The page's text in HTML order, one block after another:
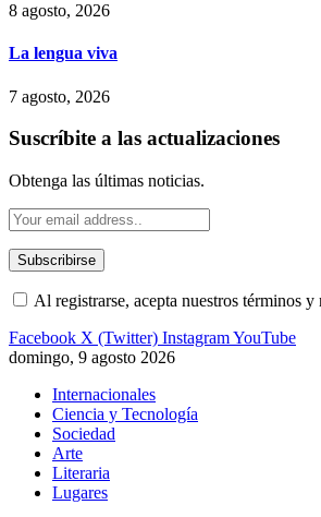
8 agosto, 2026
La lengua viva
7 agosto, 2026
Suscríbite a las actualizaciones
Obtenga las últimas noticias.
Al registrarse, acepta nuestros términos y
Facebook X (Twitter) InstagramYouTube
domingo, 9 agosto 2026
Internacionales
Ciencia y Tecnología
Sociedad
Arte
Literaria
Lugares